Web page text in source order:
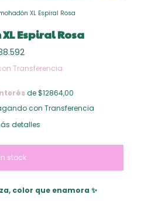
XL Espiral Rosa
Espiral Rosa
Transferencia
de $12864,00
con Transferencia
detalles
color que enamora ✨